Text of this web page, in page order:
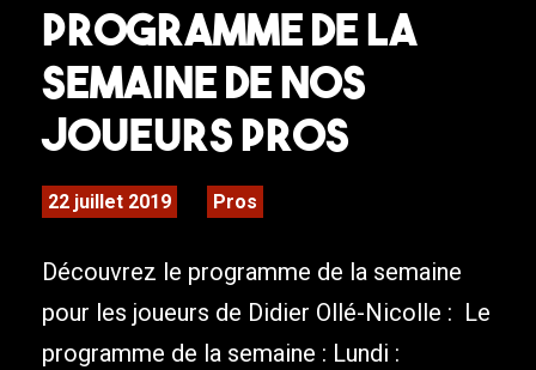
Programme de la
semaine de nos
joueurs pros
22 juillet 2019 Pros
Découvrez le programme de la semaine
pour les joueurs de Didier Ollé-Nicolle : Le
programme de la semaine : Lundi :